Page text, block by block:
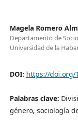
Magela Romero
Departamento de
Universidad de la
DOI: https://doi.org/
Palabras clave:
género, sociología